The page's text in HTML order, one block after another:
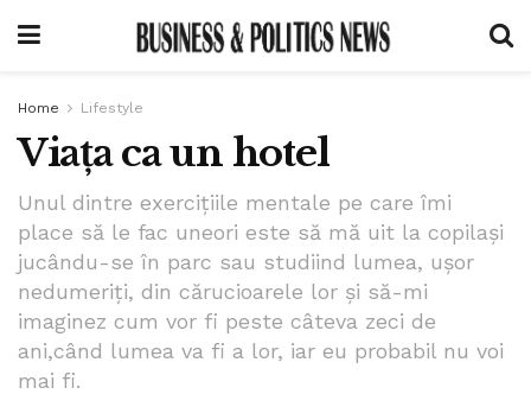
Home Lifestyle
Viața ca un hotel
Unul dintre exercițiile mentale pe care îmi
place să le fac uneori este să mă uit la copilași
jucându-se în parc sau studiind lumea, ușor
nedumeriți, din cărucioarele lor și să-mi
imaginez cum vor fi peste câteva zeci de
ani,când lumea va fi a lor, iar eu probabil nu voi
mai fi.